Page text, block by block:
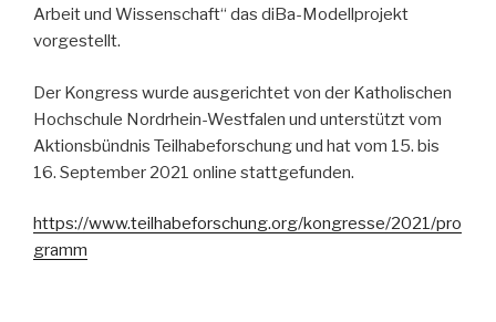
Arbeit und Wissenschaft“ das diBa-Modellprojekt
vorgestellt.
Der Kongress wurde ausgerichtet von der Katholischen
Hochschule Nordrhein-Westfalen und unterstützt vom
Aktionsbündnis Teilhabeforschung und hat vom 15. bis
16. September 2021 online stattgefunden.
https://www.teilhabeforschung.org/kongresse/2021/pro
gramm